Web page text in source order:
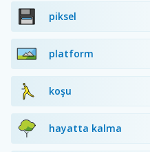
piksel
platform
koşu
hayatta kalma